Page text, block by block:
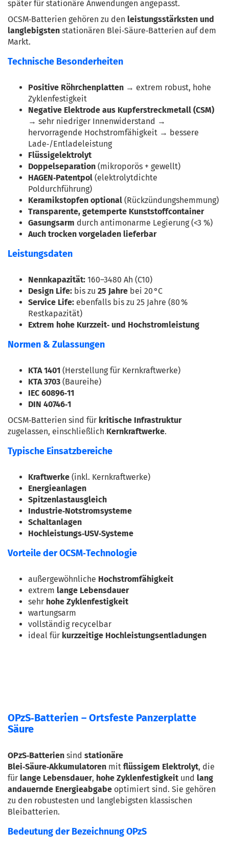
später für stationäre Anwendungen angepasst.
OCSM‑Batterien gehören zu den leistungsstärksten und
langlebigsten stationären Blei‑Säure‑Batterien auf dem
Markt.
Technische Besonderheiten
Positive Röhrchenplatten → extrem robust, hohe
Zyklenfestigkeit
Negative Elektrode aus Kupferstreckmetall (CSM)
→ sehr niedriger Innenwiderstand →
hervorragende Hochstromfähigkeit → bessere
Lade‑/Entladeleistung
Flüssigelektrolyt
Doppelseparation (mikroporös + gewellt)
HAGEN‑Patentpol (elektrolytdichte
Poldurchführung)
Keramikstopfen optional (Rückzündungshemmung)
Transparente, getemperte Kunststoffcontainer
Gasungsarm durch antimonarme Legierung (<3 %)
Auch trocken vorgeladen lieferbar
Leistungsdaten
Nennkapazität: 160–3480 Ah (C10)
Design Life: bis zu 25 Jahre bei 20 °C
Service Life: ebenfalls bis zu 25 Jahre (80 %
Restkapazität)
Extrem hohe Kurzzeit‑ und Hochstromleistung
Normen & Zulassungen
KTA 1401 (Herstellung für Kernkraftwerke)
KTA 3703 (Baureihe)
IEC 60896‑11
DIN 40746‑1
OCSM‑Batterien sind für kritische Infrastruktur
zugelassen, einschließlich Kernkraftwerke.
Typische Einsatzbereiche
Kraftwerke (inkl. Kernkraftwerke)
Energieanlagen
Spitzenlastausgleich
Industrie‑Notstromsysteme
Schaltanlagen
Hochleistungs‑USV‑Systeme
Vorteile der OCSM‑Technologie
außergewöhnliche Hochstromfähigkeit
extrem lange Lebensdauer
sehr hohe Zyklenfestigkeit
wartungsarm
vollständig recycelbar
ideal für kurzzeitige Hochleistungsentladungen
OPzS‑Batterien – Ortsfeste Panzerplatte
Säure
OPzS‑Batterien sind stationäre
Blei‑Säure‑Akkumulatoren mit flüssigem Elektrolyt, die
für lange Lebensdauer, hohe Zyklenfestigkeit und lang
andauernde Energieabgabe optimiert sind. Sie gehören
zu den robustesten und langlebigsten klassischen
Bleibatterien.
Bedeutung der Bezeichnung OPzS